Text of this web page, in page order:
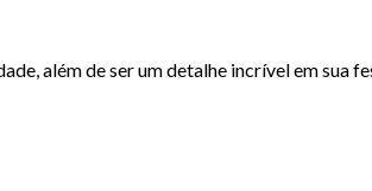
além de ser um detalhe incrível em sua